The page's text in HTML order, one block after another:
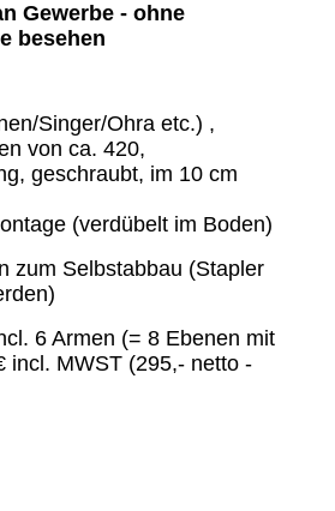
Gewerbe - ohne
besehen
Singer/Ohra etc.) ,
von ca. 420,
geschraubt, im 10 cm
(verdübelt im Boden)
zum Selbstabbau (Stapler
6 Armen (= 8 Ebenen mit
incl. MWST (295,- netto -